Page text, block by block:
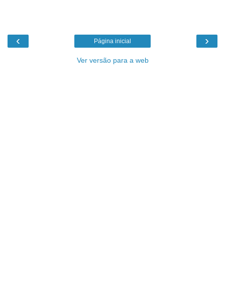
‹ ›
Página inicial
Ver versão para a web